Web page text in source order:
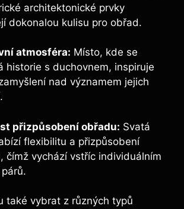
architektonické prvky
dokonalou kulisu pro obřad.
atmosféra: Místo, kde se
historie s duchovnem, inspiruje
nad významem jejich
přizpůsobení obřadu: Svatá
flexibilitu a přizpůsobení
čímž vychází vstříc individuálním
také vybrat z různých typů